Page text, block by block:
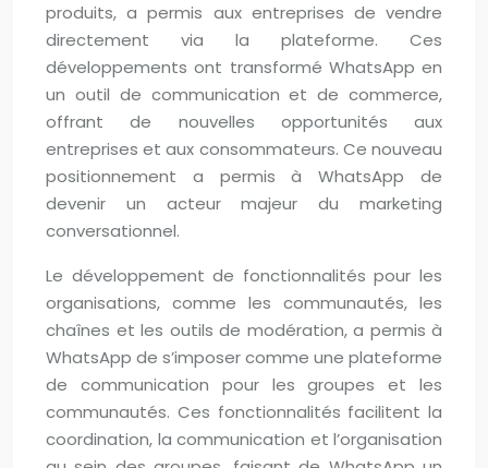
produits, a permis aux entreprises de vendre
directement via la plateforme. Ces
développements ont transformé WhatsApp en
un outil de communication et de commerce,
offrant de nouvelles opportunités aux
entreprises et aux consommateurs. Ce nouveau
positionnement a permis à WhatsApp de
devenir un acteur majeur du marketing
conversationnel.
Le développement de fonctionnalités pour les
organisations, comme les communautés, les
chaînes et les outils de modération, a permis à
WhatsApp de s’imposer comme une plateforme
de communication pour les groupes et les
communautés. Ces fonctionnalités facilitent la
coordination, la communication et l’organisation